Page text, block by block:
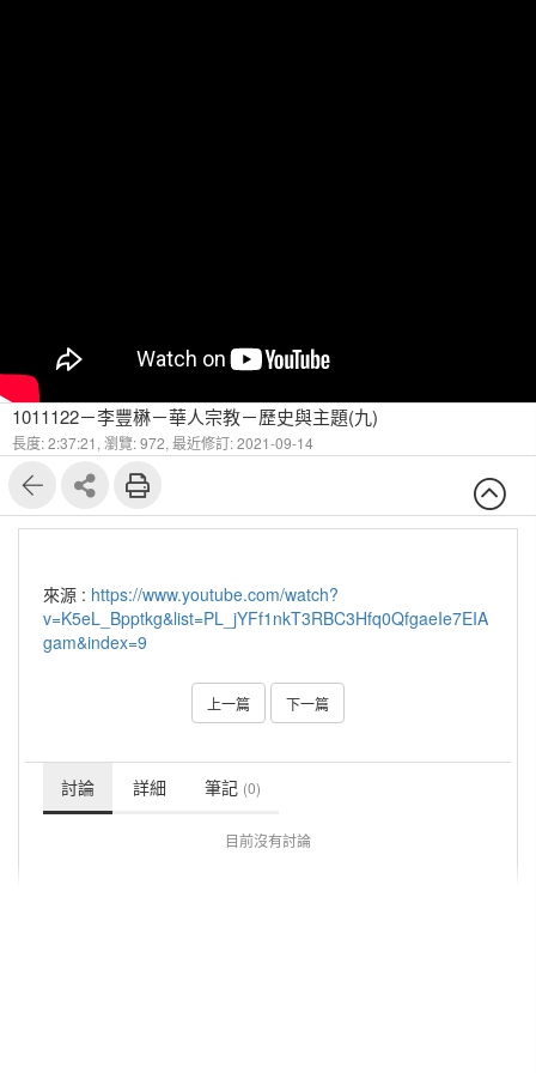
1011122－李豐楙－華人宗教－歷史與主題(九)
長度: 2:37:21, 瀏覽: 972, 最近修訂: 2021-09-14
來源 : https://www.youtube.com/watch?
v=K5eL_Bpptkg&list=PL_jYFf1nkT3RBC3Hfq0QfgaeIe7EIA
gam&index=9
上一篇 下一篇
討論 詳細 筆記 (0)
目前沒有討論